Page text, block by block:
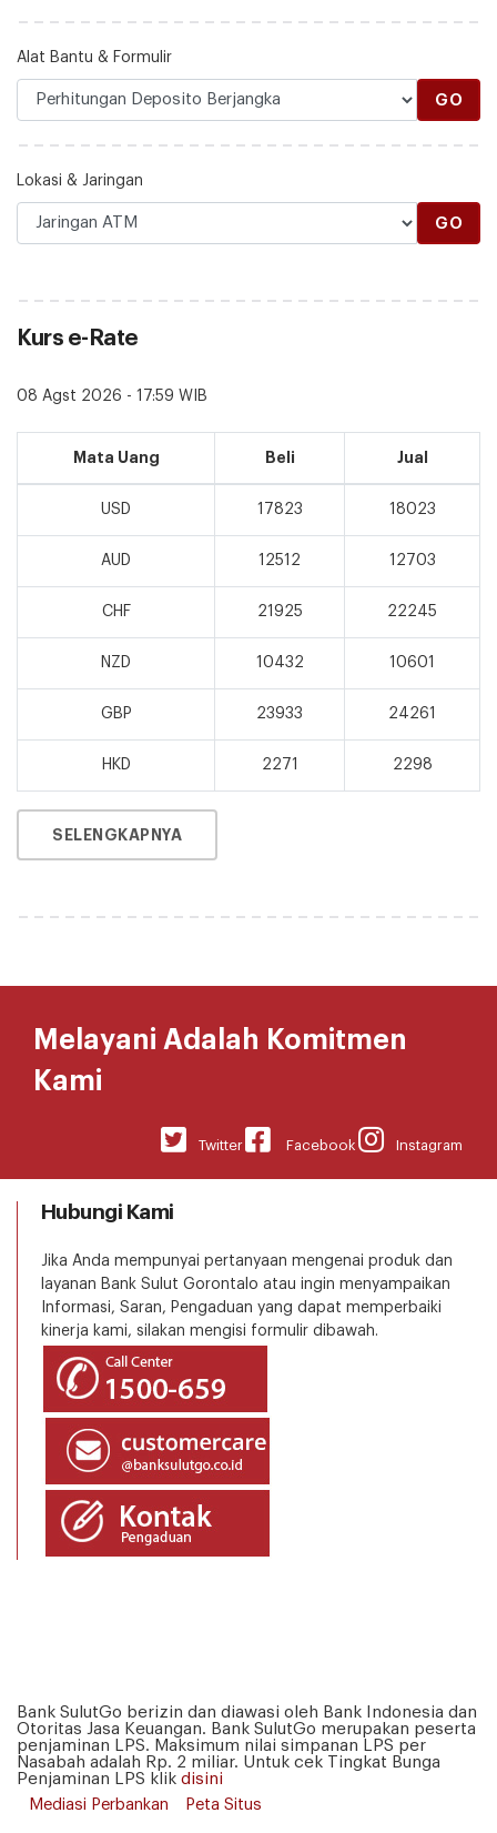
Alat Bantu & Formulir
GO
Lokasi & Jaringan
GO
Kurs e-Rate
08 Agst 2026 - 17:59 WIB
Mata Uang Beli Jual
USD 17823 18023
AUD 12512 12703
CHF 21925 22245
NZD 10432 10601
GBP 23933 24261
HKD 2271 2298
SELENGKAPNYA
Melayani Adalah Komitmen
Kami
Instagram
Facebook
Twitter
Hubungi Kami
Jika Anda mempunyai pertanyaan mengenai produk dan
layanan Bank Sulut Gorontalo atau ingin menyampaikan
Informasi, Saran, Pengaduan yang dapat memperbaiki
kinerja kami, silakan mengisi formulir dibawah.
Bank SulutGo berizin dan diawasi oleh Bank Indonesia dan
Otoritas Jasa Keuangan. Bank SulutGo merupakan peserta
penjaminan LPS. Maksimum nilai simpanan LPS per
Nasabah adalah Rp. 2 miliar. Untuk cek Tingkat Bunga
Penjaminan LPS klik disini
Mediasi Perbankan
Peta Situs